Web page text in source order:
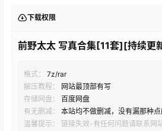
下载权限
前野太太 写真合集[11套][持续更
格式：
7z/rar
解压教程：
网站最顶部有写
存储网盘：
百度网盘
有无删减：
本站均不做删减，没有漏那种
温馨提示： 链接失效-有任何问题请联系网